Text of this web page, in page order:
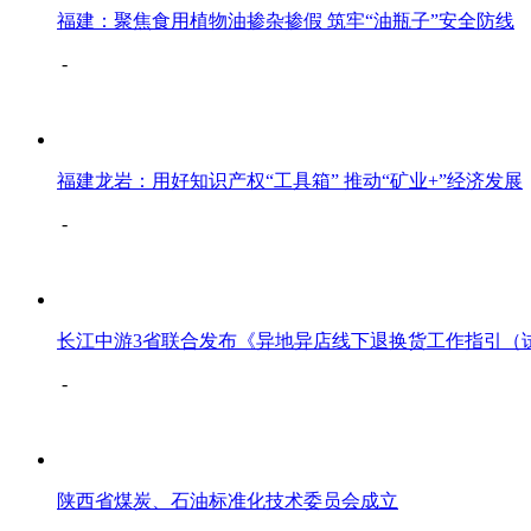
福建：聚焦食用植物油掺杂掺假 筑牢“油瓶子”安全防线
-
福建龙岩：用好知识产权“工具箱” 推动“矿业+”经济发展
-
长江中游3省联合发布《异地异店线下退换货工作指引（
-
陕西省煤炭、石油标准化技术委员会成立